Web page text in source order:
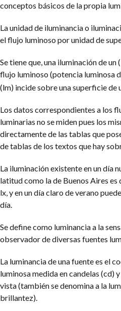
conceptos básicos de la propia
La unidad de iluminancia o
el flujo luminoso por unidad de
Se tiene que, una iluminación de
flujo luminoso (potencia luminosa
(lm) incide sobre una superficie de
Los datos correspondientes a los
luminarias no se miden pues los
directamente de las tablas que
de tablas de los textos que hay
La iluminación existente en un día
latitud como la de Buenos Aires
lx, y en un día claro de verano
día.
Se define como luminancia a la
observador de diversas fuentes
La luminancia de una fuente es el
luminosa medida en candelas (cd)
vista (también se denomina a la
brillantez).